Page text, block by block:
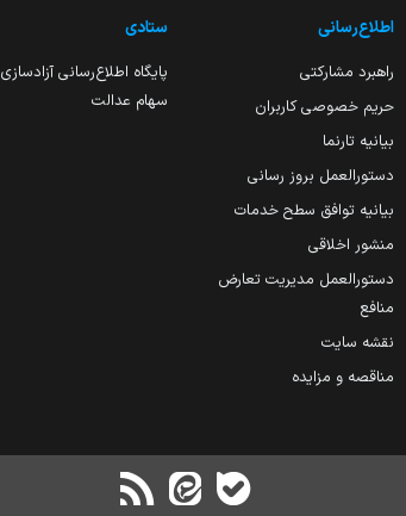
اطلاع‌رسانی
راهبرد مشارکتی
حریم خصوصی کاربران
بیانیه تارنما
دستورالعمل بروز رسانی
بیانیه توافق سطح خدمات
منشور اخلاقی
دستورالعمل مدیریت تعارض
منافع
نقشه سایت
مناقصه و مزایده
ستادی
پایگاه اطلاع‌رسانی آزادسازی
سهام عدالت